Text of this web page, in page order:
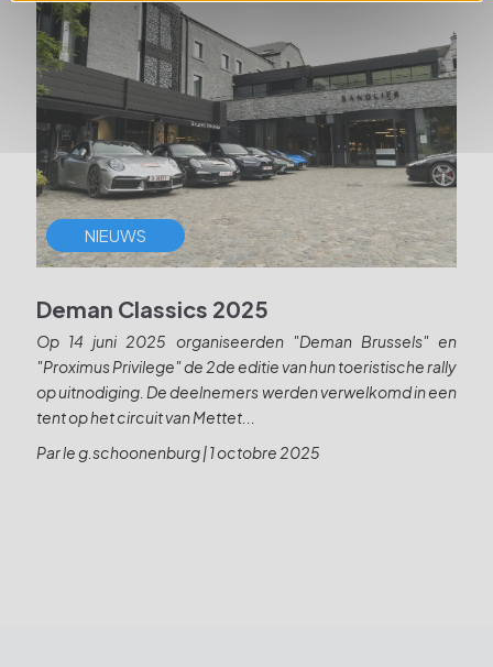
NIEUWS
Deman Classics 2025
Op 14 juni 2025 organiseerden "Deman Brussels" en
"Proximus Privilege" de 2de editie van hun toeristische rally
op uitnodiging. De deelnemers werden verwelkomd in een
tent op het circuit van Mettet...
Par le g.schoonenburg|1 octobre 2025